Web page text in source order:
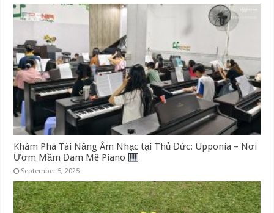
Khám Phá Tài Năng Âm Nhạc tại Thủ Đức: Upponia – Nơi
Ươm Mầm Đam Mê Piano
September 5, 2025